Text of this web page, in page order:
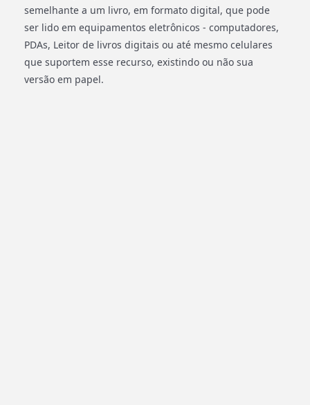
semelhante a um livro, em formato digital, que pode
ser lido em equipamentos eletrônicos - computadores,
PDAs, Leitor de livros digitais ou até mesmo celulares
que suportem esse recurso, existindo ou não sua
versão em papel.